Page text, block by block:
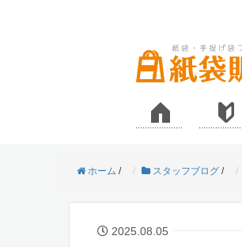
ホーム / スタッフブログ /
2025.08.05